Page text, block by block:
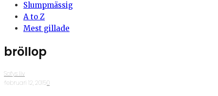
Slumpmässig
A to Z
Mest gillade
bröllop
Sofys liv
·februari 12, 2015·0